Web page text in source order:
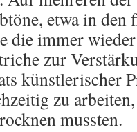
etwa in den
die immer
zur
künstlerischer
zu
mussten.